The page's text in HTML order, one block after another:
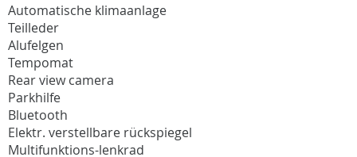
Automatische klimaanlage
Teilleder
Alufelgen
Tempomat
Rear view camera
Parkhilfe
Bluetooth
Elektr. verstellbare rückspiegel
Multifunktions-lenkrad